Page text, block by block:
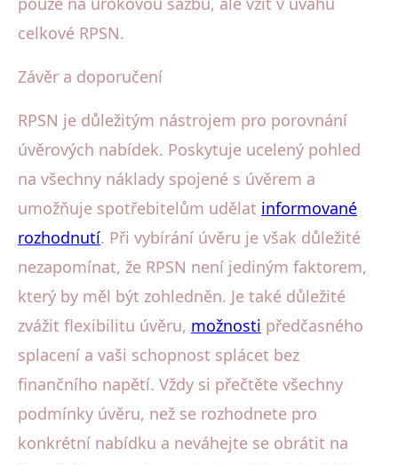
celkové RPSN.
Závěr a doporučení
RPSN je důležitým nástrojem pro porovnání
úvěrových nabídek. Poskytuje ucelený pohled
na všechny náklady spojené s úvěrem a
umožňuje spotřebitelům udělat informované
rozhodnutí. Při vybírání úvěru je však důležité
nezapomínat, že RPSN není jediným faktorem,
který by měl být zohledněn. Je také důležité
zvážit flexibilitu úvěru, možnosti předčasného
splacení a vaši schopnost splácet bez
finančního napětí. Vždy si přečtěte všechny
podmínky úvěru, než se rozhodnete pro
konkrétní nabídku a neváhejte se obrátit na